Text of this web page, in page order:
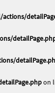
on